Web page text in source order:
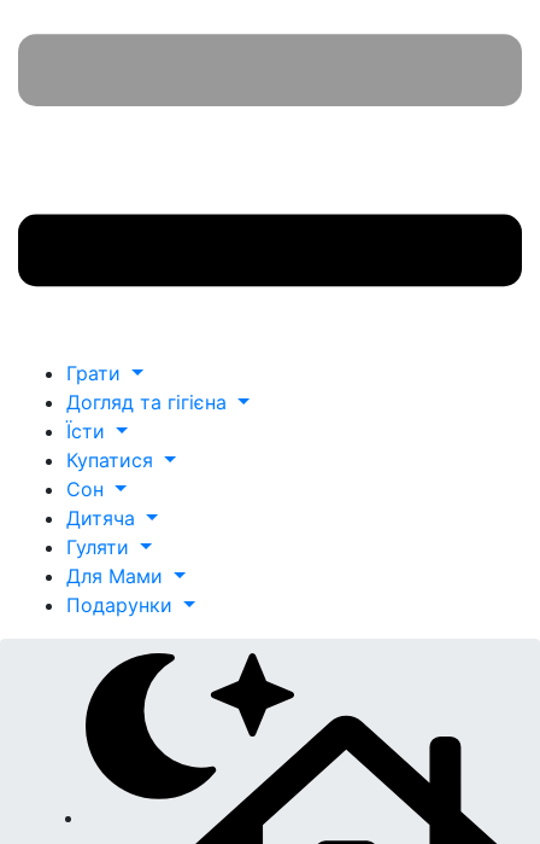
Грати
Догляд та гігієна
Їсти
Купатися
Сон
Дитяча
Гуляти
Для Мами
Подарунки